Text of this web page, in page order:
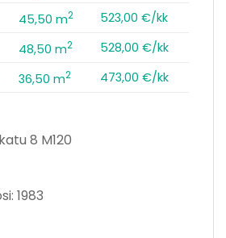
45,50 m2
523,00 €/kk
48,50 m2
528,00 €/kk
36,50 m2 473,00 €/kk
8 M120
1983